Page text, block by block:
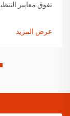
تفوق معايير
عرض المزيد